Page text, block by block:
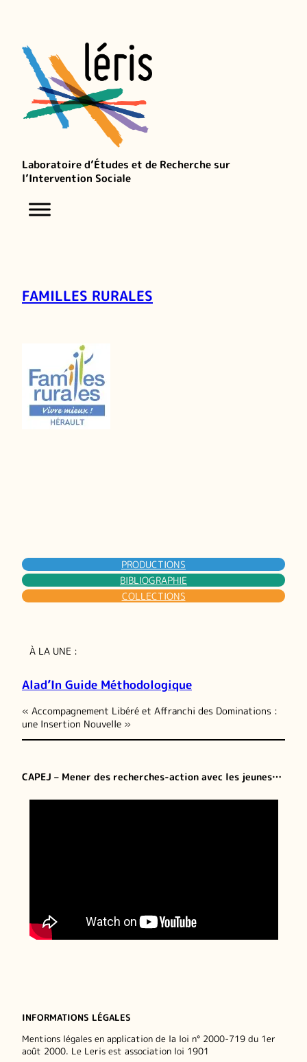
Laboratoire d’Études et de Recherche sur
l’Intervention Sociale
FAMILLES RURALES
PRODUCTIONS
BIBLIOGRAPHIE
COLLECTIONS
À LA UNE :
Alad’In Guide Méthodologique
« Accompagnement Libéré et Affranchi des Dominations :
une Insertion Nouvelle »
CAPEJ – Mener des recherches-action avec les jeunes…
INFORMATIONS LÉGALES
Mentions légales en application de la loi n° 2000-719 du 1er
août 2000. Le Leris est association loi 1901